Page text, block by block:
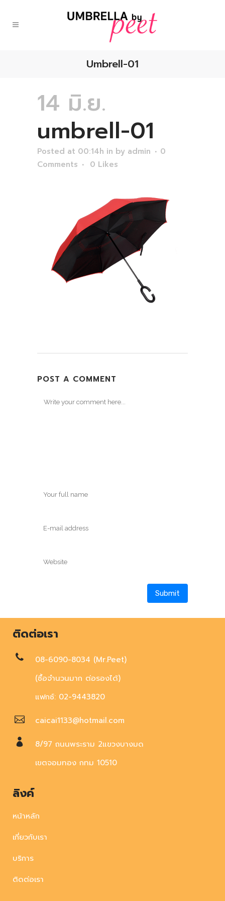
Umbrell-01
14 มิ.ย.
umbrell-01
Posted at 00:14h in by admin
0
Comments
0 Likes
POST A COMMENT
ติดต่อเรา
08-6090-8034 (Mr.Peet)
(ซื้อจำนวนมาก ต่อรองได้)
แฟกซ์: 02-9443820
caicai1133@hotmail.com
8/97 ถนนพระราม 2แขวงบางมด
เขตจอมทอง กทม 10510
ลิงค์
หน้าหลัก
เกี่ยวกับเรา
บริการ
ติดต่อเรา